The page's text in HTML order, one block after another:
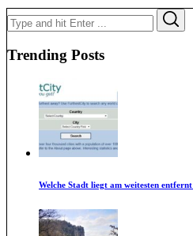
Search
for:
Trending Posts
Welche Stadt liegt am weitesten